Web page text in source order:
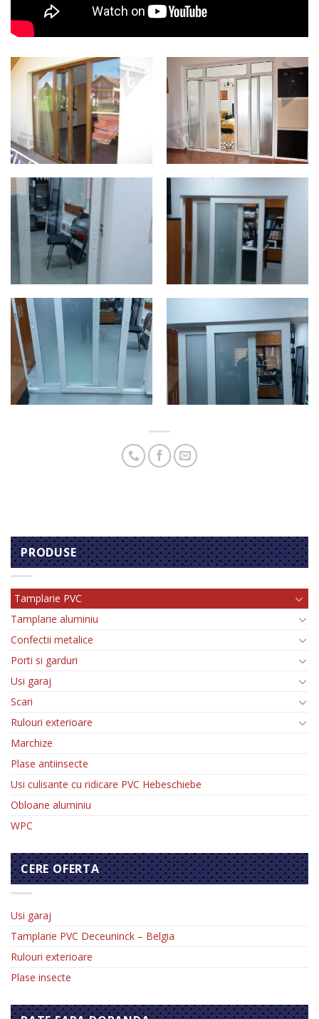
PRODUSE
Tamplarie PVC
Tamplarie aluminiu
Confectii metalice
Porti si garduri
Usi garaj
Scari
Rulouri exterioare
Marchize
Plase antiinsecte
Usi culisante cu ridicare PVC Hebeschiebe
Obloane aluminiu
WPC
CERE OFERTA
Usi garaj
Tamplarie PVC Deceuninck – Belgia
Rulouri exterioare
Plase insecte